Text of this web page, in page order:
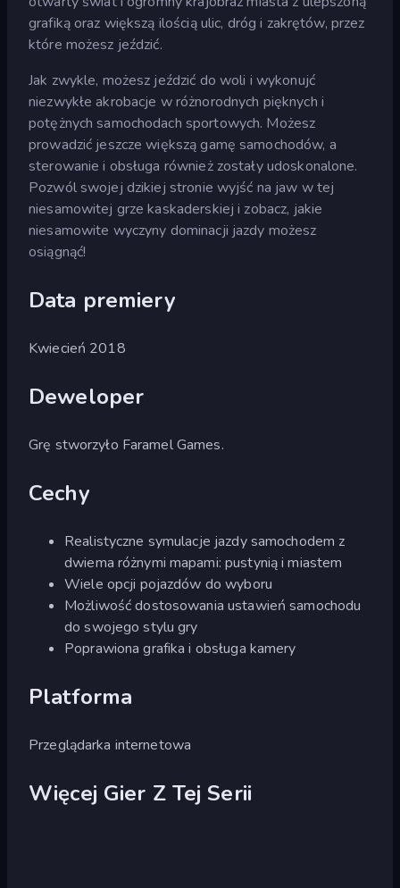
grafiką oraz większą ilością ulic, dróg i zakrętów, przez
które możesz jeździć.
Jak zwykle, możesz jeździć do woli i wykonujć
niezwykłe akrobacje w różnorodnych pięknych i
potężnych samochodach sportowych. Możesz
prowadzić jeszcze większą gamę samochodów, a
sterowanie i obsługa również zostały udoskonalone.
Pozwól swojej dzikiej stronie wyjść na jaw w tej
niesamowitej grze kaskaderskiej i zobacz, jakie
niesamowite wyczyny dominacji jazdy możesz
osiągnąć!
Data premiery
Kwiecień 2018
Deweloper
Grę stworzyło Faramel Games.
Cechy
Realistyczne symulacje jazdy samochodem z
dwiema różnymi mapami: pustynią i miastem
Wiele opcji pojazdów do wyboru
Możliwość dostosowania ustawień samochodu
do swojego stylu gry
Poprawiona grafika i obsługa kamery
Platforma
Przeglądarka internetowa
Więcej Gier Z Tej Serii